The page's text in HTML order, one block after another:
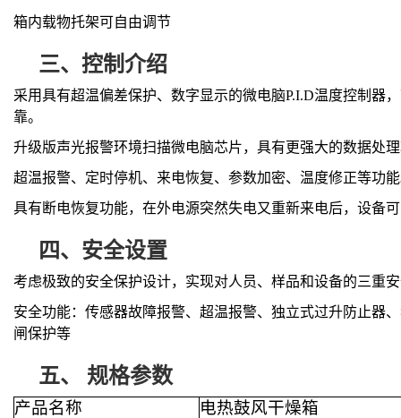
箱内载物托架可自由调节
三、 控制介绍
采用具有超温偏差保护、数字显示的微电脑P.I.D温度控制器
靠。
升级版声光报警环境扫描微电脑芯片，具有更强大的数据处
超温报警、定时停机、来电恢复、参数加密、温度修正等功
具有断电恢复功能，在外电源突然失电又重新来电后，设备
四、 安全设置
考虑极致的安全保护设计，实现对人员、样品和设备的三重
安全功能：传感器故障报警、超温报警、独立式过升防止器
闸保护等
五、 规格参数
产品名称
电热鼓风干燥箱